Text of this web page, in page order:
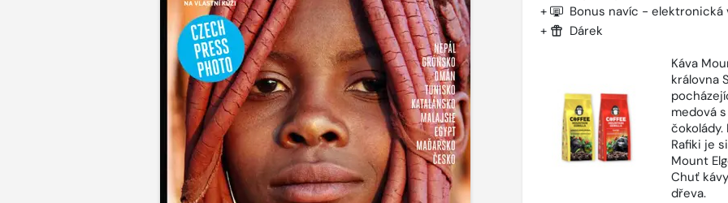
+ Bonus navíc - elektronická
+
Dárek
Káva
královna
medová
Rafiki je
Mount
Chuť
dřeva.